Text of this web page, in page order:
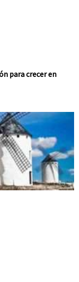
para crecer en